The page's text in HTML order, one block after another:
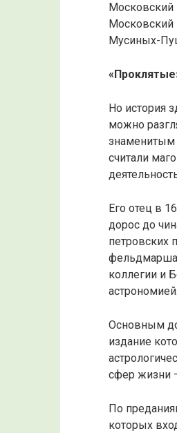
Московский
Московский
Мусиных-
Но история
можно
знаменитым
считали
Его отец в
дорос до
петровских
коллегии и
астрономией.
Основным
издание
сфер жизни
По
которых